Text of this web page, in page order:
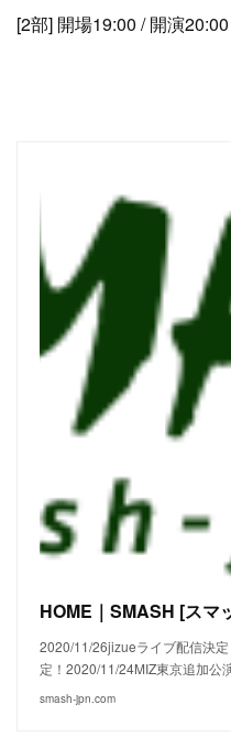
[2部] 開場19:00 / 開演20:00
HOME｜SMASH [スマ
2020/11/26jizueライブ配信決
定！2020/11/24MIZ東京追加
smash-jpn.com